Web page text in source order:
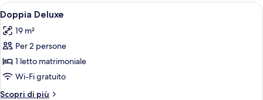
Apri
tutte
le
foto
per
Doppia
Deluxe
Una camera d'albergo con un letto,
5
Doppia Deluxe
19 m²
Per 2 persone
1 letto matrimoniale
Wi-Fi gratuito
Scopri di più
Altri